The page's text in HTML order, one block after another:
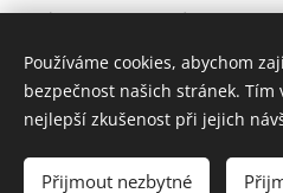
Správcem pověření
telefon 312 273 008,
Používáme cookies, abychom
bezpečnost našich stránek.
nejlepší zkušenost při jejich
Přijmout nezbytné